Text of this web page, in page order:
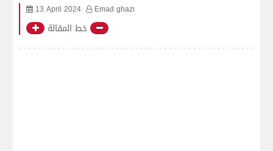
13 April 2024 Emad ghazi
خط المقالة